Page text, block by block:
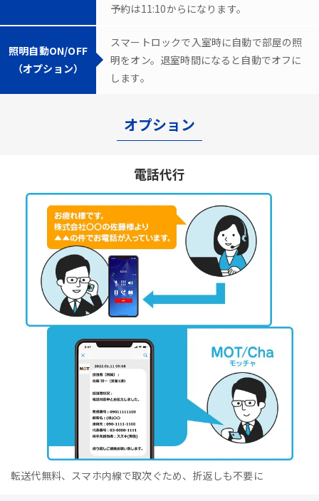
予約は11:10からになります。
照明自動ON/OFF
（オプション）
スマートロックで入室時に自動で部屋の照
明をオン。退室時間になると自動でオフに
します。
オプション
電話代行
転送代無料、スマホ内線で取次ぐため、折返しも不要に